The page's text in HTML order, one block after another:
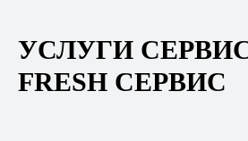
УСЛУГИ
FRESH СЕРВИС